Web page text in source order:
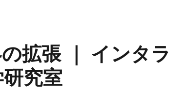
拡張 ｜ インタラ
究室